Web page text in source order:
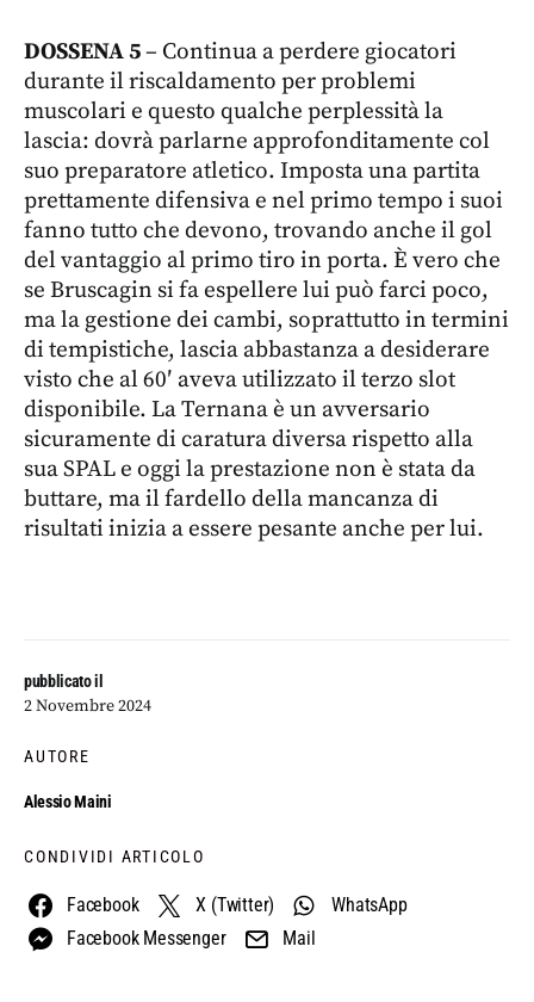
pubblicato il
2 Novembre 2024
AUTORE
Alessio Maini
CONDIVIDI ARTICOLO
Facebook X (Twitter)
WhatsApp
Facebook Messenger
Mail
DOSSENA 5– Continua a perdere giocatori
durante il riscaldamento per problemi
muscolari e questo qualche perplessità la
lascia: dovrà parlarne approfonditamente col
suo preparatore atletico. Imposta una partita
prettamente difensiva e nel primo tempo i suoi
fanno tutto che devono, trovando anche il gol
del vantaggio al primo tiro in porta. È vero che
se Bruscagin si fa espellere lui può farci poco,
ma la gestione dei cambi, soprattutto in termini
di tempistiche, lascia abbastanza a desiderare
visto che al 60′ aveva utilizzato il terzo slot
disponibile. La Ternana è un avversario
sicuramente di caratura diversa rispetto alla
sua SPAL e oggi la prestazione non è stata da
buttare, ma il fardello della mancanza di
risultati inizia a essere pesante anche per lui.